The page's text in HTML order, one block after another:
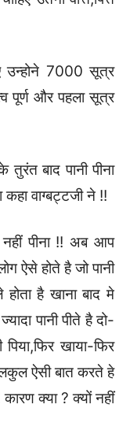
7000 सूत्र
पूर्ण और पहला सूत्र
तुरंत बाद पानी पीना
वाग्बट्टजी ने !!
पीना !! अब आप
ऐसे होते है जो पानी
होता है खाना बाद मे
पानी पीते है दो-
खाया-फिर
ऐसी बात करते हे
कारण क्या ? क्यों नहीं